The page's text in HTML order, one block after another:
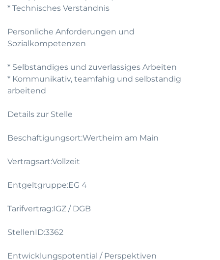
* Technisches Verstandnis
Personliche Anforderungen und
Sozialkompetenzen
* Selbstandiges und zuverlassiges Arbeiten
* Kommunikativ, teamfahig und selbstandig
arbeitend
Details zur Stelle
Beschaftigungsort:Wertheim am Main
Vertragsart:Vollzeit
Entgeltgruppe:EG 4
Tarifvertrag:IGZ / DGB
StellenID:3362
Entwicklungspotential / Perspektiven